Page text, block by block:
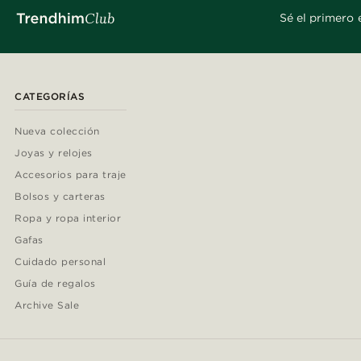
Sé el primero
CATEGORÍAS
Nueva colección
Joyas y relojes
Accesorios para traje
Bolsos y carteras
Ropa y ropa interior
Gafas
Cuidado personal
Guía de regalos
Archive Sale